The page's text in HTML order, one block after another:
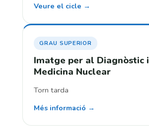
Veure el cicle →
GRAU SUPERIOR
Imatge per al Diagnòstic i
Medicina Nuclear
Torn tarda
Més informació →